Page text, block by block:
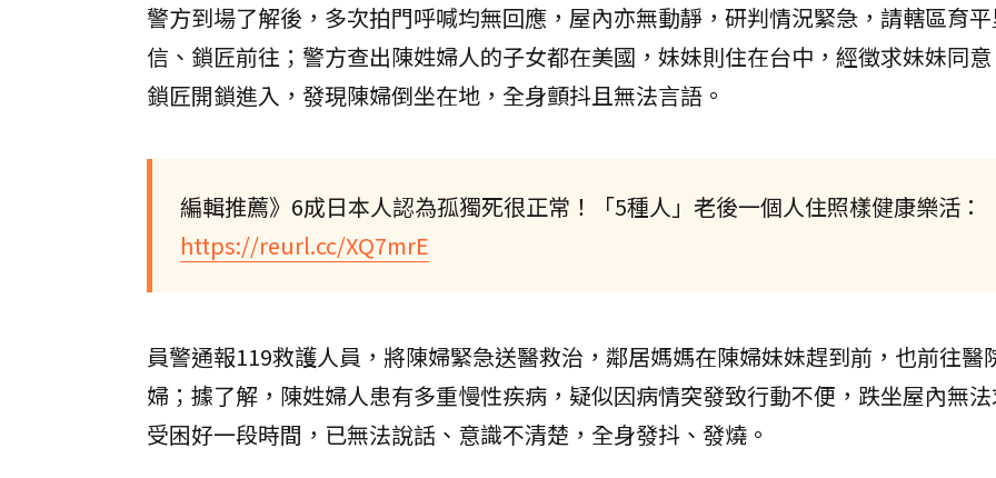
警方到場了解後，多次拍門呼喊均無回應，屋內亦無動靜，研判情況緊急，請轄區育
信、鎖匠前往；警方查出陳姓婦人的子女都在美國，妹妹則住在台中，經徵求妹妹同
鎖匠開鎖進入，發現陳婦倒坐在地，全身顫抖且無法言語。
編輯推薦》6成日本人認為孤獨死很正常！「5種人」老後一個人住照樣健康樂活：
https://reurl.cc/XQ7mrE
員警通報119救護人員，將陳婦緊急送醫救治，鄰居媽媽在陳婦妹妹趕到前，也前往醫
婦；據了解，陳姓婦人患有多重慢性疾病，疑似因病情突發致行動不便，跌坐屋內無
受困好一段時間，已無法說話、意識不清楚，全身發抖、發燒。